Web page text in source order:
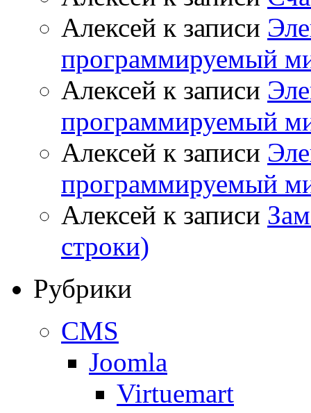
Алексей к записи
программируемый
Алексей к записи
программируемый
Алексей к записи
программируемый
Алексей к записи
строки)
Рубрики
CMS
Joomla
Virtuemart